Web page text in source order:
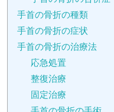
手首の骨折の種類
手首の骨折の症状
手首の骨折の治療法
応急処置
整復治療
固定治療